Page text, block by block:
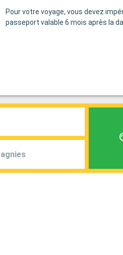
Pour votre voyage, vous devez
passeport valable 6 mois après la